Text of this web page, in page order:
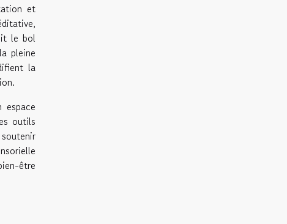
et
le bol
pleine
la
outils
être